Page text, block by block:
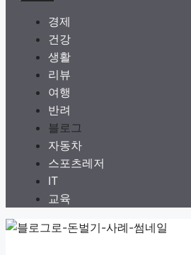
경제
건강
생활
리뷰
여행
반려
블로그
자동차
스포츠레저
IT
교육